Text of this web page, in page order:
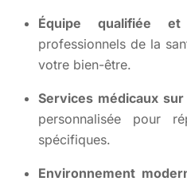
Équipe qualifiée
professionnels de la
votre bien-être.
Services médicaux
personnalisée pour
spécifiques.
Environnement